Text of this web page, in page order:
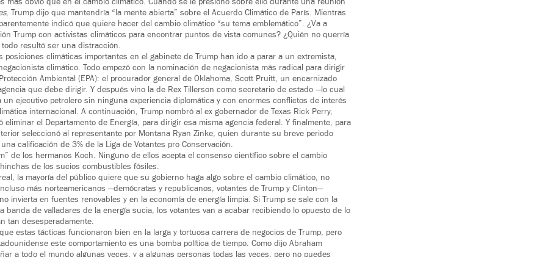
, Trump dijo que mantendría “la mente abierta” sobre el Acuerdo Climático de París. Mientras
indicó que quiere hacer del cambio climático “su tema emblemático”. ¿Va a
Trump con activistas climáticos para encontrar puntos de vista comunes? ¿Quién no querría
resultó ser una distracción.
posiciones climáticas importantes en el gabinete de Trump han ido a parar a un extremista,
climático. Todo empezó con la nominación de negacionista más radical para dirigir
Ambiental (EPA): el procurador general de Oklahoma, Scott Pruitt, un encarnizado
que debe dirigir. Y después vino la de Rex Tillerson como secretario de estado —lo cual
ejecutivo petrolero sin ninguna experiencia diplomática y con enormes conflictos de interés
internacional. A continuación, Trump nombró al ex gobernador de Texas Rick Perry,
eliminar el Departamento de Energía, para dirigir esa misma agencia federal. Y finalmente, para
seleccionó al representante por Montana Ryan Zinke, quien durante su breve periodo
calificación de 3% de la Liga de Votantes pro Conservación.
de los hermanos Koch. Ninguno de ellos acepta el consenso científico sobre el cambio
de los sucios combustibles fósiles.
la mayoría del público quiere que su gobierno haga algo sobre el cambio climático, no
más norteamericanos —demócratas y republicanos, votantes de Trump y Clinton—
invierta en fuentes renovables y en la economía de energía limpia. Si Trump se sale con la
banda de valladares de la energía sucia, los votantes van a acabar recibiendo lo opuesto de lo
tan desesperadamente.
estas tácticas funcionaron bien en la larga y tortuosa carrera de negocios de Trump, pero
este comportamiento es una bomba política de tiempo. Como dijo Abraham